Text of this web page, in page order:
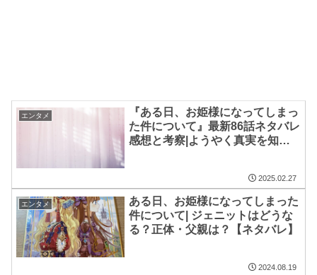
エンタメ
『ある日、お姫様になってしまっ
た件について』最新86話ネタバレ
感想と考察|ようやく真実を知る
2025.02.27
エンタメ
ある日、お姫様になってしまった
件について| ジェニットはどうな
る？正体・父親は？【ネタバレ】
2024.08.19